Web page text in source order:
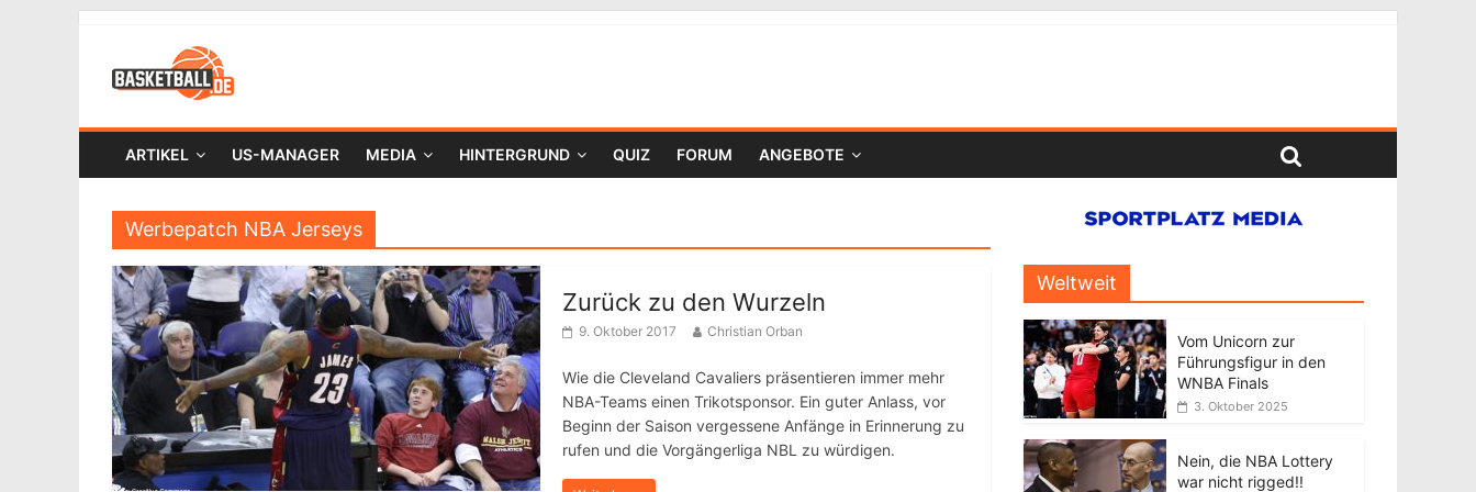
ARTIKEL US-MANAGER MEDIA HINTERGRUND QUIZ FORUM ANGEBOTE
Werbepatch NBA Jerseys
Zurück zu den Wurzeln
9. Oktober 2017 Christian Orban
Wie die Cleveland Cavaliers präsentieren immer mehr
NBA-Teams einen Trikotsponsor. Ein guter Anlass, vor
Beginn der Saison vergessene Anfänge in Erinnerung zu
rufen und die Vorgängerliga NBL zu würdigen.
Weltweit
Vom Unicorn zur
Führungsfigur in den
WNBA Finals
3. Oktober 2025
Nein, die NBA Lottery
war nicht rigged!!